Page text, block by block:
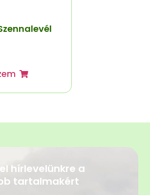
hírlevelünkre a
tartalmakért